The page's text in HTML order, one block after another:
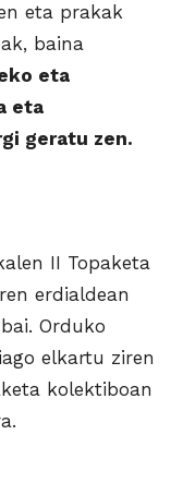
eta prakak
baina
eta
eta
geratu zen.
II Topaketa
erdialdean
Orduko
elkartu ziren
kolektiboan